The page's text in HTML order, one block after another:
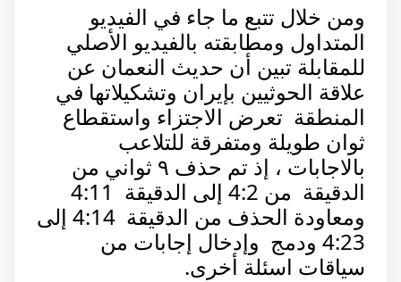
ومن خلال تتبع ما جاء في الفيديو
المتداول ومطابقته بالفيديو الأصلي
للمقابلة تبين أن حديث النعمان عن
علاقة الحوثيين بإيران وتشكيلاتها في
المنطقة تعرض الاجتزاء واستقطاع
ثوان طويلة ومتفرقة للتلاعب
بالاجابات ، إذ تم حذف ٩ ثواني من
ومعاودة الحذف من الدقيقة 4:14 إلى
4:23 ودمج وإدخال إجابات من
سياقات اسئلة أخرى.